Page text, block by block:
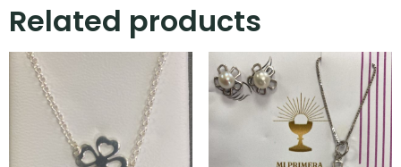
Related products